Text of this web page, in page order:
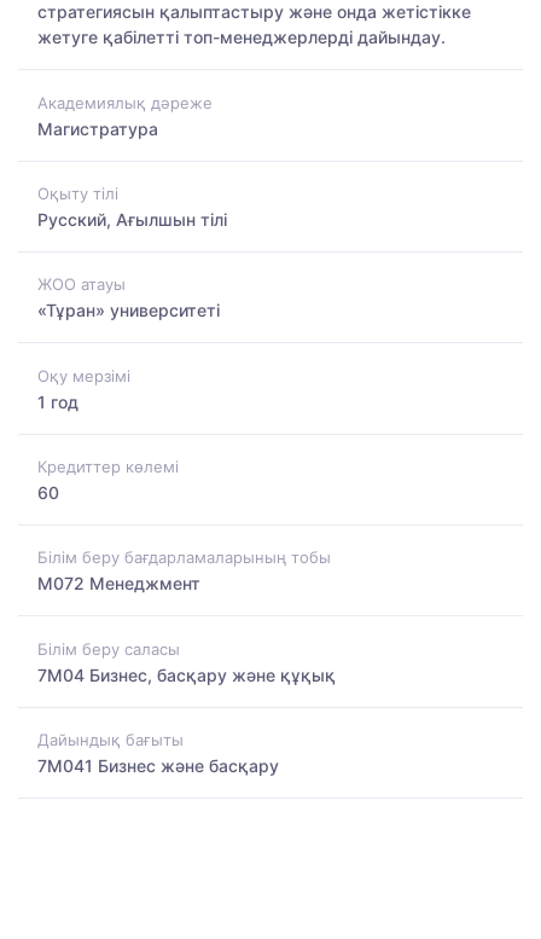
стратегиясын қалыптастыру және онда жетістікке
жетуге қабілетті топ-менеджерлерді дайындау.
Академиялық дәреже
Магистратура
Оқыту тілі
Русский, Ағылшын тілі
ЖОО атауы
«Тұран» университеті
Оқу мерзімі
1 год
Кредиттер көлемі
60
Білім беру бағдарламаларының тобы
M072 Менеджмент
Білім беру саласы
7M04 Бизнес, басқару және құқық
Дайындық бағыты
7M041 Бизнес және басқару